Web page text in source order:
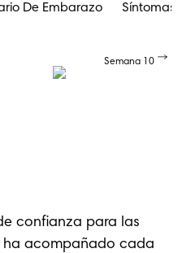
De Embarazo
Semana 10
confianza para las
ha acompañado cada